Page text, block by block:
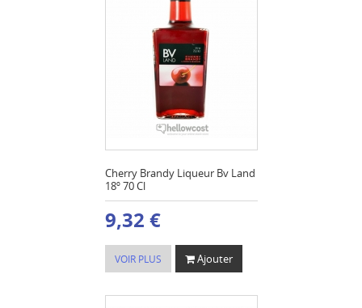
Cherry Brandy Liqueur Bv Land
18º 70 Cl
9,32 €
VOIR PLUS Ajouter